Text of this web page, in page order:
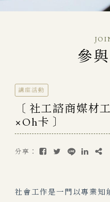
參
講座活動
〔 社工諮商媒材
×Oh卡 〕
分享：
社會工作是一門以專業知